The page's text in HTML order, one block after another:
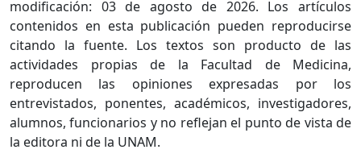
modificación: 03 de agosto de 2026. Los artículos
contenidos en esta publicación pueden reproducirse
citando la fuente. Los textos son producto de las
actividades propias de la Facultad de Medicina,
reproducen las opiniones expresadas por los
entrevistados, ponentes, académicos, investigadores,
alumnos, funcionarios y no reflejan el punto de vista de
la editora ni de la UNAM.